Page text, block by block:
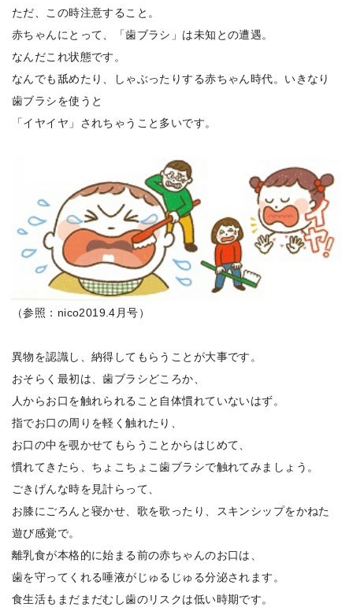
ただ、この時注意すること。
赤ちゃんにとって、「歯ブラシ」は未知との遭遇。
なんだこれ状態です。
なんでも舐めたり、しゃぶったりする赤ちゃん時代。いきなり
歯ブラシを使うと
「イヤイヤ」されちゃうこと多いです。
（参照：nico2019.4月号）
異物を認識し、納得してもらうことが大事です。
おそらく最初は、歯ブラシどころか、
人からお口を触れられること自体慣れていないはず。
指でお口の周りを軽く触れたり、
お口の中を覗かせてもらうことからはじめて、
慣れてきたら、ちょこちょこ歯ブラシで触れてみましょう。
ごきげんな時を見計らって、
お膝にごろんと寝かせ、歌を歌ったり、スキンシップをかねた
遊び感覚で。
離乳食が本格的に始まる前の赤ちゃんのお口は、
歯を守ってくれる唾液がじゅるじゅる分泌されます。
食生活もまだまだむし歯のリスクは低い時期です。